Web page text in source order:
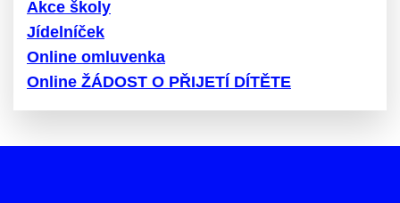
Akce školy
Jídelníček
Online omluvenka
Online ŽÁDOST O PŘIJETÍ DÍTĚTE